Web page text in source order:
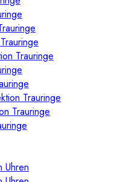
Trauringe
Trauringe
Trauringe
Uhren